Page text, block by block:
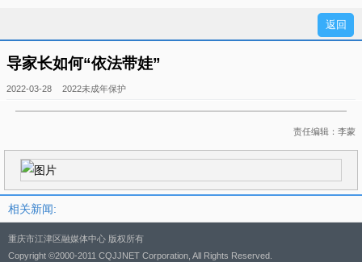
导家长如何“依法带娃”
2022-03-28 2022未成年保护
责任编辑：李蒙
相关新闻:
重庆市江津区融媒体中心 版权所有
Copyright ©2000-2011 CQJJNET Corporation, All Rights Reserved.